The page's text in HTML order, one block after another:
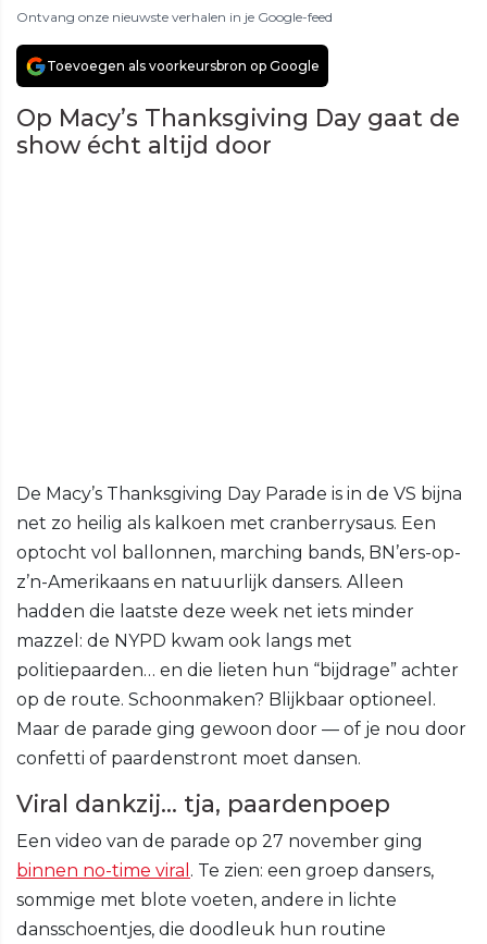
Ontvang onze nieuwste verhalen in je Google-feed
Toevoegen als voorkeursbron op Google
Op Macy’s Thanksgiving Day gaat de
show écht altijd door
De Macy’s Thanksgiving Day Parade is in de VS bijna
net zo heilig als kalkoen met cranberrysaus. Een
optocht vol ballonnen, marching bands, BN’ers-op-
z’n-Amerikaans en natuurlijk dansers. Alleen
hadden die laatste deze week net iets minder
mazzel: de NYPD kwam ook langs met
politiepaarden… en die lieten hun “bijdrage” achter
op de route. Schoonmaken? Blijkbaar optioneel.
Maar de parade ging gewoon door — of je nou door
confetti of paardenstront moet dansen.
Viral dankzij… tja, paardenpoep
Een video van de parade op 27 november ging
binnen no-time viral . Te zien: een groep dansers,
sommige met blote voeten, andere in lichte
dansschoentjes, die doodleuk hun routine